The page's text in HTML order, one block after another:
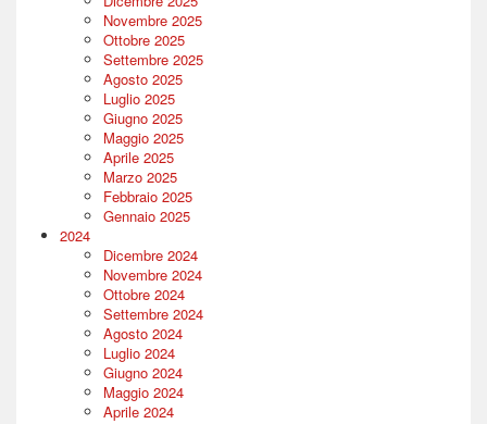
Novembre 2025
Ottobre 2025
Settembre 2025
Agosto 2025
Luglio 2025
Giugno 2025
Maggio 2025
Aprile 2025
Marzo 2025
Febbraio 2025
Gennaio 2025
2024
Dicembre 2024
Novembre 2024
Ottobre 2024
Settembre 2024
Agosto 2024
Luglio 2024
Giugno 2024
Maggio 2024
Aprile 2024